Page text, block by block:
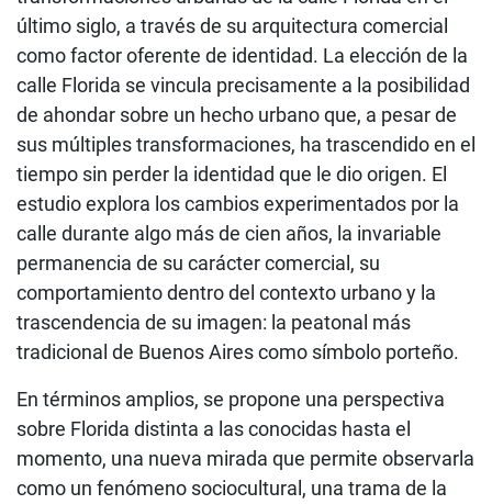
último siglo, a través de su arquitectura comercial
como factor oferente de identidad. La elección de la
calle Florida se vincula precisamente a la posibilidad
de ahondar sobre un hecho urbano que, a pesar de
sus múltiples transformaciones, ha trascendido en el
tiempo sin perder la identidad que le dio origen. El
estudio explora los cambios experimentados por la
calle durante algo más de cien años, la invariable
permanencia de su carácter comercial, su
comportamiento dentro del contexto urbano y la
trascendencia de su imagen: la peatonal más
tradicional de Buenos Aires como símbolo porteño.
En términos amplios, se propone una perspectiva
sobre Florida distinta a las conocidas hasta el
momento, una nueva mirada que permite observarla
como un fenómeno sociocultural, una trama de la